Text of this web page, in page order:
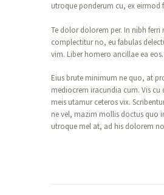
utroque ponderum cu, ex eirmod
Te dolor dolorem per. In nibh ferri
complectitur no, eu fabulas
vim. Liber homero ancillae ea eos.
Eius brute minimum ne quo, at
mediocrem iracundia cum. Vis cu
meis utamur ceteros vix.
ne vel, mazim mollis doctus quo
utroque mel at, ad his dolorem